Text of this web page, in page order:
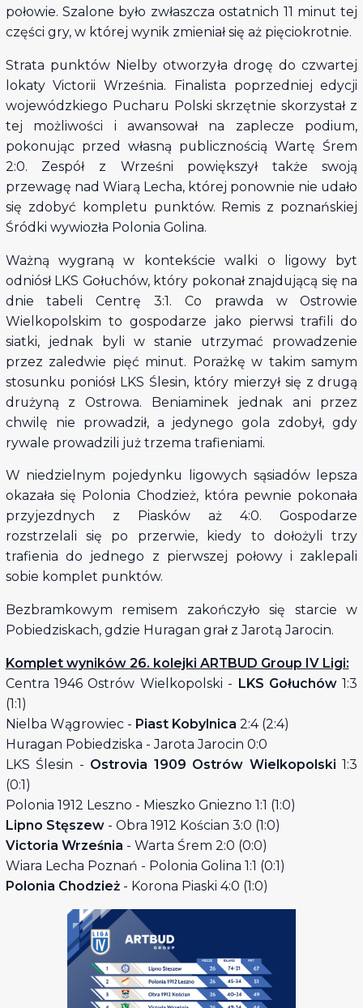
połowie. Szalone było zwłaszcza ostatnich 11 minut tej
części gry, w której wynik zmieniał się aż pięciokrotnie.
Strata punktów Nielby otworzyła drogę do czwartej
lokaty Victorii Września. Finalista poprzedniej edycji
wojewódzkiego Pucharu Polski skrzętnie skorzystał z
tej możliwości i awansował na zaplecze podium,
pokonując przed własną publicznością Wartę Śrem
2:0. Zespół z Wrześni powiększył także swoją
przewagę nad Wiarą Lecha, której ponownie nie udało
się zdobyć kompletu punktów. Remis z poznańskiej
Śródki wywiozła Polonia Golina.
Ważną wygraną w kontekście walki o ligowy byt
odniósł LKS Gołuchów, który pokonał znajdującą się na
dnie tabeli Centrę 3:1. Co prawda w Ostrowie
Wielkopolskim to gospodarze jako pierwsi trafili do
siatki, jednak byli w stanie utrzymać prowadzenie
przez zaledwie pięć minut. Porażkę w takim samym
stosunku poniósł LKS Ślesin, który mierzył się z drugą
drużyną z Ostrowa. Beniaminek jednak ani przez
chwilę nie prowadził, a jedynego gola zdobył, gdy
rywale prowadzili już trzema trafieniami.
W niedzielnym pojedynku ligowych sąsiadów lepsza
okazała się Polonia Chodzież, która pewnie pokonała
przyjezdnych z Piasków aż 4:0. Gospodarze
rozstrzelali się po przerwie, kiedy to dołożyli trzy
trafienia do jednego z pierwszej połowy i zaklepali
sobie komplet punktów.
Bezbramkowym remisem zakończyło się starcie w
Pobiedziskach, gdzie Huragan grał z Jarotą Jarocin.
Komplet wyników 26. kolejki ARTBUD Group IV Ligi:
Centra 1946 Ostrów Wielkopolski - LKS Gołuchów1:3
(1:1)
Nielba Wągrowiec - Piast Kobylnica 2:4 (2:4)
Huragan Pobiedziska - Jarota Jarocin 0:0
LKS Ślesin - Ostrovia 1909 Ostrów Wielkopolski 1:3
(0:1)
Polonia 1912 Leszno - Mieszko Gniezno 1:1 (1:0)
Lipno Stęszew - Obra 1912 Kościan 3:0 (1:0)
Victoria Września - Warta Śrem 2:0 (0:0)
Wiara Lecha Poznań - Polonia Golina 1:1 (0:1)
Polonia Chodzież - Korona Piaski 4:0 (1:0)